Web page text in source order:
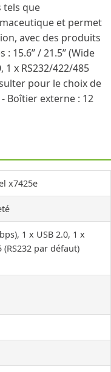
tels que
et permet
avec des produits
/ 21.5’’ (Wide
1 x RS232/422/485
pour le choix de
Boîtier externe : 12
x7425e
1 x USB 2.0, 1 x
(RS232 par défaut)